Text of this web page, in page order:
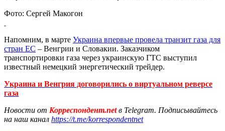
Фото: Сергей Макогон
Напомним, в марте Украина впервые провела транзит газа для
стран ЕС – Венгрии и Словакии. Заказчиком
транспортировки газа через украинскую ГТС выступил
известный немецкий энергетический трейдер.
Украина и Венгрия договорились о виртуальном реверсе
газа
Новости от Корреспондент.netв Telegram. Подписывайтесь
на наш канал https://t.me/korrespondentnet